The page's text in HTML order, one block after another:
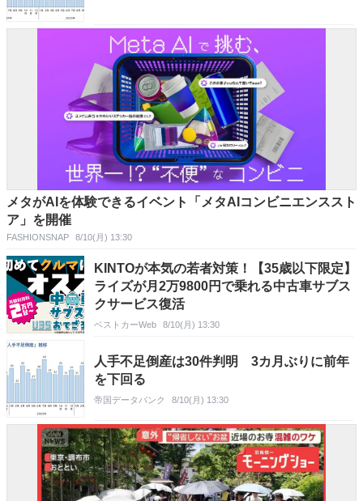
メタがAIを体験できるイベント「メタAIコンビニエンススト
ア」を開催
FASHIONSNAP 8/10(月) 13:30
KINTOが本気の若者対策！【35歳以下限定】
ライズが月2万9800円で乗れる中古車サブス
クサービス復活
ベストカーWeb 8/10(月) 13:30
人手不足倒産は30件判明 3カ月ぶりに前年
を下回る
帝国データバンク 8/10(月) 13:30